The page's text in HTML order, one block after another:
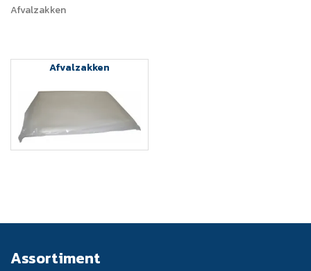
Afvalzakken
Afvalzakken
Assortiment